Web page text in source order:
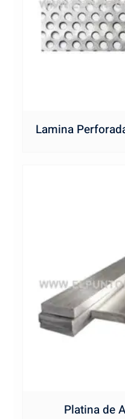
Lamina
Platina de